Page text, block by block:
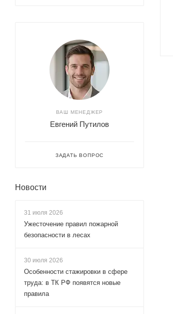
ВАШ МЕНЕДЖЕР
Евгений Путилов
ЗАДАТЬ ВОПРОС
Новости
31 июля 2026
Ужесточение правил пожарной
безопасности в лесах
30 июля 2026
Особенности стажировки в сфере
труда: в ТК РФ появятся новые
правила